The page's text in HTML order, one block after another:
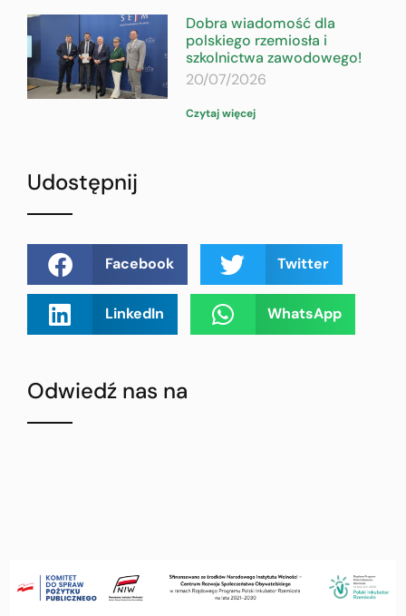
Dobra wiadomość dla
polskiego rzemiosła i
szkolnictwa zawodowego!
20/07/2026
Czytaj więcej
Udostępnij
Facebook Twitter
LinkedIn WhatsApp
Odwiedź nas na